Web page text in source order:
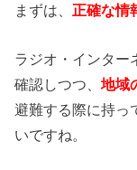
まずは、 正確な情
ラジオ・インター
確認しつつ、地域
避難する際に持っ
いですね。